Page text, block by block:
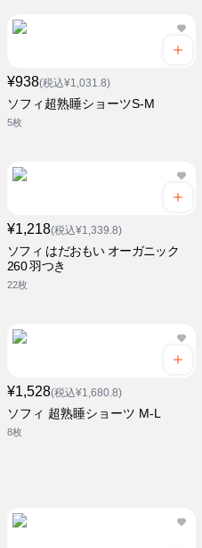
¥938(税込¥1,031.8)
ソフィ超熟睡ショーツS-M
5枚
¥1,218(税込¥1,339.8)
ソフィ はだおもい オーガニック
260 羽つき
22枚
¥1,528(税込¥1,680.8)
ソフィ 超熟睡ショーツ M-L
8枚